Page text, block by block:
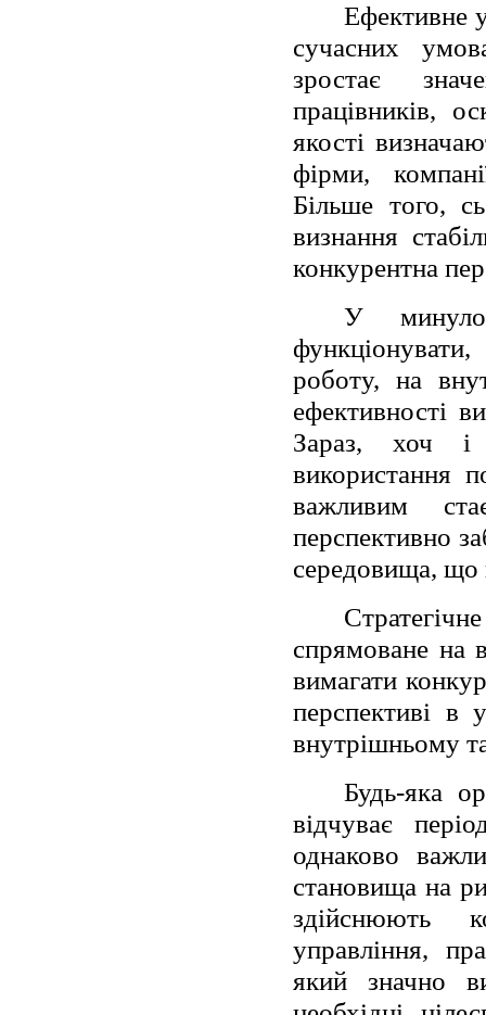
Ефективне
сучасних
зростає
працівників,
якості
фірми,
Більше того,
визнання
конкурентна
У
роботу, на
ефективності
Зараз, хоч і
використання
важливим
перспективно
середовища, що
спрямоване на
вимагати
перспективі в
внутрішньому
Будь-яка
відчуває
однаково
становища на
здійснюють
управління,
який значно